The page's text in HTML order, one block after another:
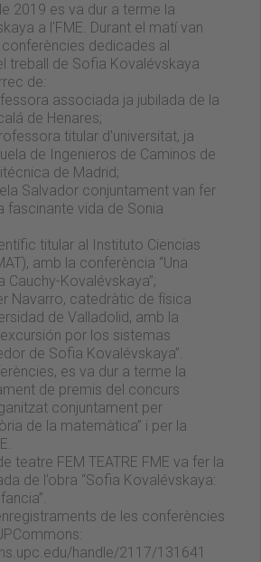
2019 es va dur a terme la
a l'FME. Durant el matí van
dedicades al
treball de Sofia Kovalévskaya
de:
associada ja jubilada de la
de Henares;
titular d'universitat, ja
de Ingenieros de Caminos de
de Madrid;
Salvador conjuntament van fer
fascinante vida de Sonia
titular al Instituto Ciencias
amb la conferència “Una
Kovalévskaya”;
Navarro, catedràtic de física
de Valladolid, amb la
por los sistemas
de Sofia Kovalévskaya”.
es va dur a terme la
de premis del concurs
conjuntament per
de la matemàtica” i per la
teatre FEM TEATRE FME va fer la
de l’obra “Sofia Kovalévskaya:
de les conferències
handle/2117/131641